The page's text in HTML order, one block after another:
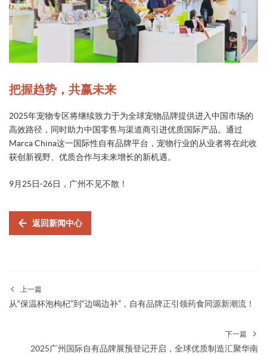
把握趋势，共赢未来
2025年宠物专区将继续致力于为全球宠物品牌提供进入中国市场的
高效路径，同时助力中国零售与渠道商引进优质国际产品。通过
Marca China这一国际性自有品牌平台，宠物行业的从业者将在此收
获创新视野、优质合作与未来增长的新机遇。
9月25日-26日，广州不见不散！
返回新闻中心
上一篇
从“保温杯泡枸杞”到“边喝边补”，自有品牌正引领药食同源新潮流！
下一篇
2025广州国际自有品牌展预登记开启，全球优质制造汇聚华南